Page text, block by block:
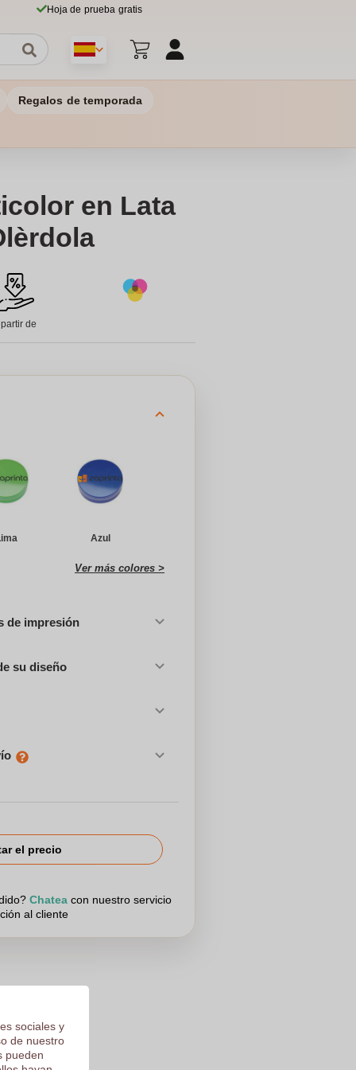
Hoja de prueba gratis
Regalos de temporada
en Lata
de
Azul
Ver más colores >
de impresión
su diseño
el precio
Chatea con nuestro servicio
al cliente
por
sociales y
de nuestro
pueden